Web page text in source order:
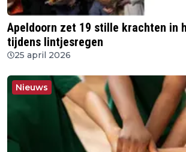
Apeldoorn zet 19 stille krachten in
tijdens lintjesregen
25 april 2026
Nieuws